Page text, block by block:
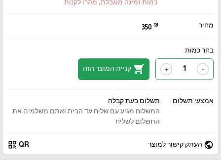
כמות זמינה מוגבלת, מהרו לקנות
מחיר 350 ₪
בחר כמות
-
+
shopping_cart קניית המוצר הזה
אמצעי תשלום
תשלום בעת קבלה
המשלוח מגיע עם שליח עד הבית ואתם משלמים את
התשלום לשליח
public העתק קישור למוצר QR
qr_code